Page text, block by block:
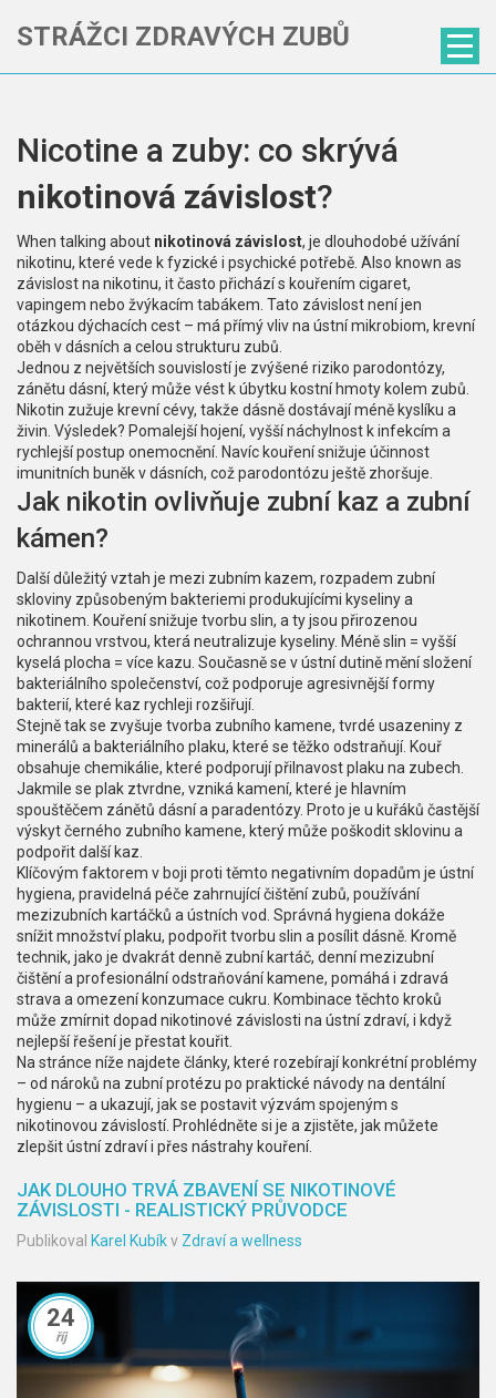
STRÁŽCI ZDRAVÝCH ZUBŮ
Nicotine a zuby: co skrývá
nikotinová závislost?
When talking about nikotinová závislost, je dlouhodobé užívání
nikotinu, které vede k fyzické i psychické potřebě . Also known as
závislost na nikotinu, it často přichází s kouřením cigaret,
vapingem nebo žvýkacím tabákem. Tato závislost není jen
otázkou dýchacích cest – má přímý vliv na ústní mikrobiom, krevní
oběh v dásních a celou strukturu zubů.
Jednou z největších souvislostí je zvýšené riziko parodontózy,
zánětu dásní, který může vést k úbytku kostní hmoty kolem zubů
Nikotin zužuje krevní cévy, takže dásně dostávají méně kyslíku a
živin. Výsledek? Pomalejší hojení, vyšší náchylnost k infekcím a
rychlejší postup onemocnění. Navíc kouření snižuje účinnost
imunitních buněk v dásních, což parodontózu ještě zhoršuje.
Jak nikotin ovlivňuje zubní kaz a zubní
kámen?
Další důležitý vztah je mezi zubním kazem, rozpadem zubní
skloviny způsobeným bakteriemi produkujícími kyselinya
nikotinem. Kouření snižuje tvorbu slin, a ty jsou přirozenou
ochrannou vrstvou, která neutralizuje kyseliny. Méně slin = vyšší
kyselá plocha = více kazu. Současně se v ústní dutině mění složení
bakteriálního společenství, což podporuje agresivnější formy
bakterií, které kaz rychleji rozšiřují.
Stejně tak se zvyšuje tvorba zubního kamene, tvrdé usazeniny z
minerálů a bakteriálního plaku, které se těžko odstraňují. Kouř
obsahuje chemikálie, které podporují přilnavost plaku na zubech.
Jakmile se plak ztvrdne, vzniká kamení, které je hlavním
spouštěčem zánětů dásní a paradentózy. Proto je u kuřáků častější
výskyt černého zubního kamene, který může poškodit sklovinu a
podpořit další kaz.
Klíčovým faktorem v boji proti těmto negativním dopadům je ústní
hygiena, pravidelná péče zahrnující čištění zubů, používání
mezizubních kartáčků a ústních vod . Správná hygiena dokáže
snížit množství plaku, podpořit tvorbu slin a posílit dásně. Kromě
technik, jako je dvakrát denně zubní kartáč, denní mezizubní
čištění a profesionální odstraňování kamene, pomáhá i zdravá
strava a omezení konzumace cukru. Kombinace těchto kroků
může zmírnit dopad nikotinové závislosti na ústní zdraví, i když
nejlepší řešení je přestat kouřit.
Na stránce níže najdete články, které rozebírají konkrétní problémy
– od nároků na zubní protézu po praktické návody na dentální
hygienu – a ukazují, jak se postavit výzvám spojeným s
nikotinovou závislostí. Prohlédněte si je a zjistěte, jak můžete
zlepšit ústní zdraví i přes nástrahy kouření.
JAK DLOUHO TRVÁ ZBAVENÍ SE NIKOTINOVÉ
ZÁVISLOSTI - REALISTICKÝ PRŮVODCE
Publikoval Karel Kubíkv Zdraví a wellness
24
říj